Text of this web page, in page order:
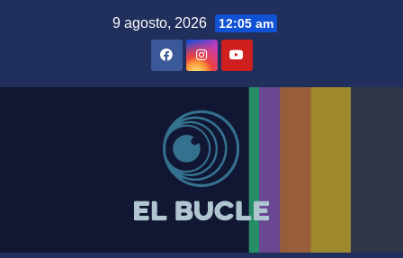
9 agosto, 2026 12:05 am